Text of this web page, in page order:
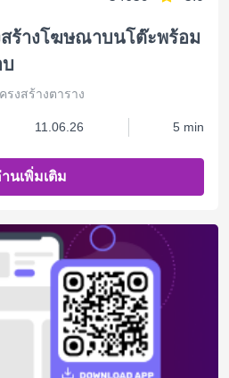
ร้างโฆษณาบนโต๊ะพร้อม
รงสร้างตาราง
11.06.26 5 min
นเพิ่มเติม